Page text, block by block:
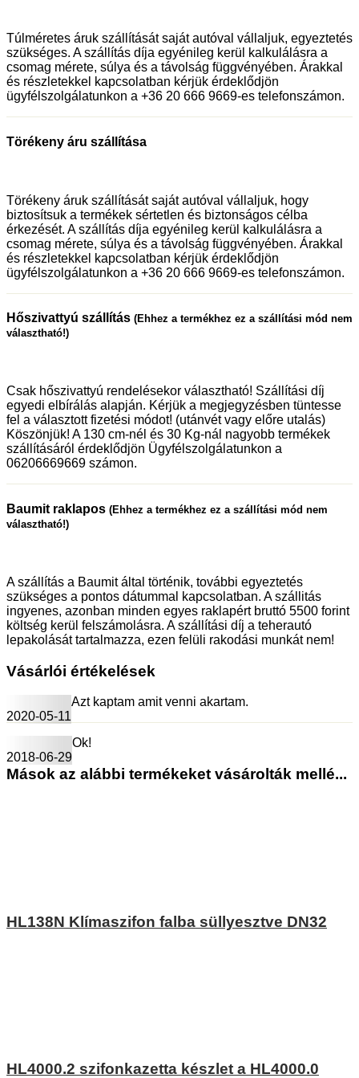
Túlméretes áruk szállítását saját autóval vállaljuk, egyeztetés
szükséges. A szállítás díja egyénileg kerül kalkulálásra a
csomag mérete, súlya és a távolság függvényében. Árakkal
és részletekkel kapcsolatban kérjük érdeklődjön
ügyfélszolgálatunkon a +36 20 666 9669-es telefonszámon.
Törékeny áru szállítása
Törékeny áruk szállítását saját autóval vállaljuk, hogy
biztosítsuk a termékek sértetlen és biztonságos célba
érkezését. A szállítás díja egyénileg kerül kalkulálásra a
csomag mérete, súlya és a távolság függvényében. Árakkal
és részletekkel kapcsolatban kérjük érdeklődjön
ügyfélszolgálatunkon a +36 20 666 9669-es telefonszámon.
Hőszivattyú szállítás (Ehhez a termékhez ez a szállítási mód nem
választható!)
Csak hőszivattyú rendelésekor választható! Szállítási díj
egyedi elbírálás alapján. Kérjük a megjegyzésben tüntesse
fel a választott fizetési módot! (utánvét vagy előre utalás)
Köszönjük! A 130 cm-nél és 30 Kg-nál nagyobb termékek
szállításáról érdeklődjön Ügyfélszolgálatunkon a
06206669669 számon.
Baumit raklapos (Ehhez a termékhez ez a szállítási mód nem
választható!)
A szállítás a Baumit által történik, további egyeztetés
szükséges a pontos dátummal kapcsolatban. A szállitás
ingyenes, azonban minden egyes raklapért bruttó 5500 forint
költség kerül felszámolásra. A szállítási díj a teherautó
lepakolását tartalmazza, ezen felüli rakodási munkát nem!
Vásárlói értékelések
2020-05-11
Azt kaptam amit venni akartam.
2018-06-29
Ok!
Mások az alábbi termékeket vásárolták mellé...
HL138N Klímaszifon falba süllyesztve DN32
HL4000.2 szifonkazetta készlet a HL4000.0